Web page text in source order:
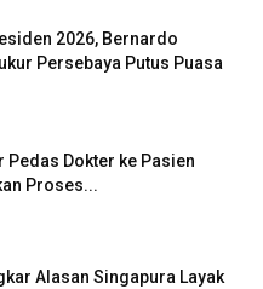
2026, Bernardo
Persebaya Putus Puasa
Pedas Dokter ke Pasien
Proses...
Alasan Singapura Layak